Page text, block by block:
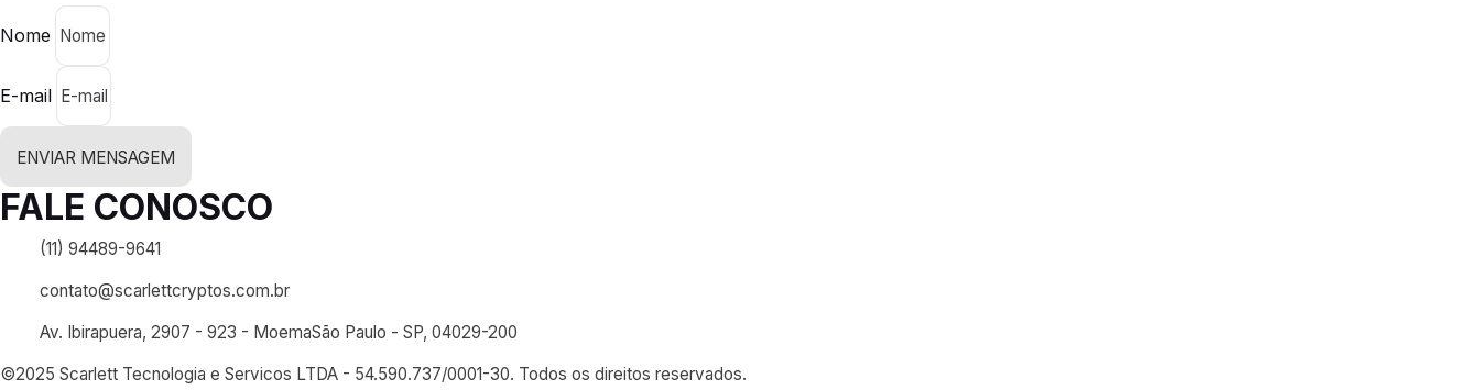
Nome
E-mail
ENVIAR MENSAGEM
FALE CONOSCO
(11) 94489-9641
contato@scarlettcryptos.com.br
Av. Ibirapuera, 2907 - 923 - MoemaSão Paulo - SP, 04029-200
©2025 Scarlett Tecnologia e Servicos LTDA - 54.590.737/0001-30. Todos os direitos reservados.